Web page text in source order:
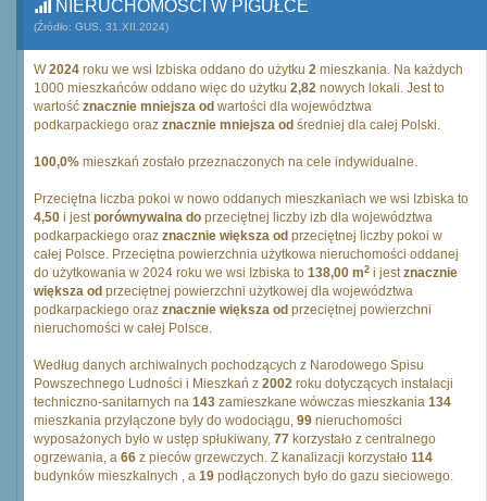
NIERUCHOMOŚCI W PIGUŁCE
(Źródło: GUS, 31.XII.2024)
W2024 roku we wsi Izbiska oddano do użytku 2 mieszkania. Na każdych
1000 mieszkańców oddano więc do użytku 2,82 nowych lokali. Jest to
wartość znacznie mniejsza od wartości dla województwa
podkarpackiego oraz znacznie mniejsza od średniej dla całej Polski.
100,0% mieszkań zostało przeznaczonych na cele indywidualne.
Przeciętna liczba pokoi w nowo oddanych mieszkaniach we wsi Izbiska to
4,50 i jestporównywalna do przeciętnej liczby izb dla województwa
podkarpackiego oraz znacznie większa od przeciętnej liczby pokoi w
całej Polsce. Przeciętna powierzchnia użytkowa nieruchomości oddanej
do użytkowania w 2024 roku we wsi Izbiska to 138,00 m2 i jestznacznie
większa od przeciętnej powierzchni użytkowej dla województwa
podkarpackiego oraz znacznie większa od przeciętnej powierzchni
nieruchomości w całej Polsce.
Według danych archiwalnych pochodzących z Narodowego Spisu
Powszechnego Ludności i Mieszkań z 2002 roku dotyczących instalacji
techniczno-sanitarnych na 143 zamieszkane wówczas mieszkania 134
mieszkania przyłączone były do wodociągu, 99 nieruchomości
wyposażonych było w ustęp spłukiwany, 77 korzystało z centralnego
ogrzewania, a 66 z pieców grzewczych. Z kanalizacji korzystało 114
budynków mieszkalnych , a 19 podłączonych było do gazu sieciowego.